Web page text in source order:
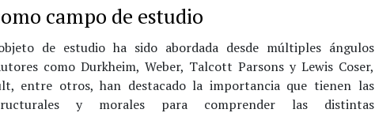
campo de estudio
de estudio ha sido abordada desde múltiples ángulos
como Durkheim, Weber, Talcott Parsons y Lewis Coser,
entre otros, han destacado la importancia que tienen las
y morales para comprender las distintas